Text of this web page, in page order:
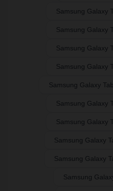
Samsung Galaxy
Samsung Galaxy
Samsung Galaxy
Samsung Galaxy
Samsung Galaxy
Samsung Galaxy
Samsung Galaxy
Samsung Galaxy
Samsung Galaxy
Samsung